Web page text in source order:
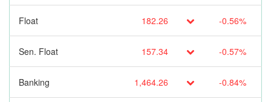
Float 182.26 -0.56%
Sen. Float 157.34 -0.57%
Banking 1,464.26 -0.84%